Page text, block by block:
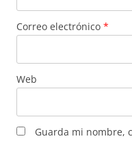
Correo electrónico *
Web
Guarda mi nombre,